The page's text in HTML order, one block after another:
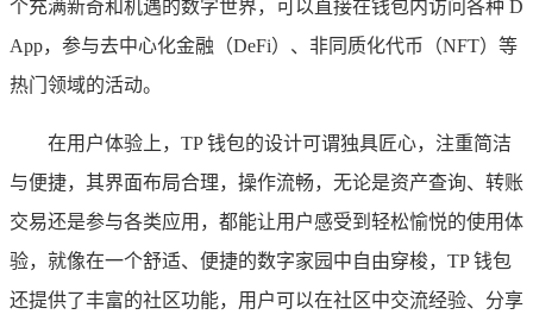
个充满新奇和机遇的数字世界，可以直接在钱包内访问各种 D
App，参与去中心化金融（DeFi）、非同质化代币（NFT）等
热门领域的活动。
在用户体验上，TP 钱包的设计可谓独具匠心，注重简洁
与便捷，其界面布局合理，操作流畅，无论是资产查询、转账
交易还是参与各类应用，都能让用户感受到轻松愉悦的使用体
验，就像在一个舒适、便捷的数字家园中自由穿梭，TP 钱包
还提供了丰富的社区功能，用户可以在社区中交流经验、分享